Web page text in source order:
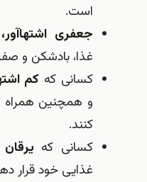
جعفری اشتهاآور،مقوی
غذا، بادشکن و صفرابر
كسانی كهكم اشتها
و همچنین همراه غذای
كسانی كهیرقاندارند
غذایی خود قرار دهند